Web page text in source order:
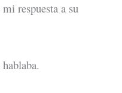
respuesta a su